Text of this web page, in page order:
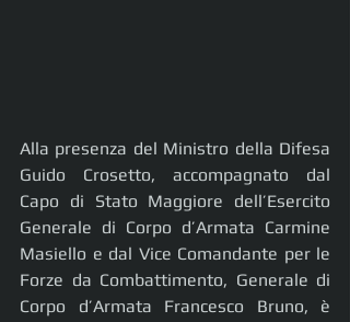
Alla presenza del Ministro della Difesa
Guido Crosetto, accompagnato dal
Capo di Stato Maggiore dell’Esercito
Generale di Corpo d’Armata Carmine
Masiello e dal Vice Comandante per le
Forze da Combattimento, Generale di
Corpo d’Armata Francesco Bruno, è